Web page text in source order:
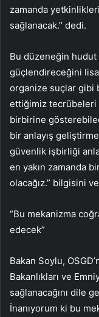
zamanda
sağlanacak.” dedi.
Bu düzeneğin hudut
güçlendireceğini
organize suçlar gibi
ettiğimiz tecrübeleri
birbirine
bir anlayış
güvenlik işbirliği
en yakın zamanda
olacağız.” bilgisini
“Bu mekanizma
edecek”
Bakan Soylu,
Bakanlıkları ve
sağlanacağını dile
İnanıyorum ki bu